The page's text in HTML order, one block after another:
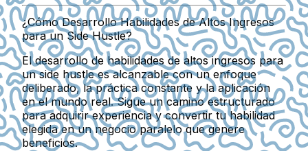
¿Cómo Desarrollo Habilidades de Altos Ingresos
para un Side Hustle?
El desarrollo de habilidades de altos ingresos para
un side hustle es alcanzable con un enfoque
deliberado, la práctica constante y la aplicación
en el mundo real. Sigue un camino estructurado
para adquirir experiencia y convertir tu habilidad
elegida en un negocio paralelo que genere
beneficios.